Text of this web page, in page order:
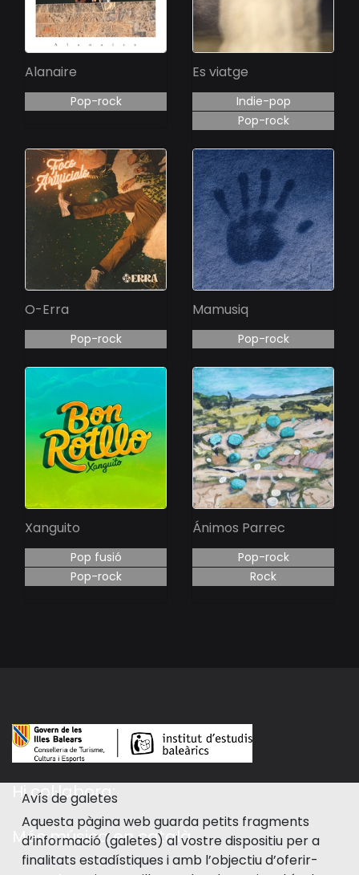
Alanaire
Pop-rock
Es viatge
Indie-pop
Pop-rock
O-Erra
Pop-rock
Mamusiq
Pop-rock
Xanguito
Pop fusió
Pop-rock
Ánimos Parrec
Pop-rock
Rock
Hi col·labora:
Més música en català
Avís de galetes
Aquesta pàgina web guarda petits fragments
d’informació (galetes) al vostre dispositiu per a
finalitats estadístiques i amb l’objectiu d’oferir-